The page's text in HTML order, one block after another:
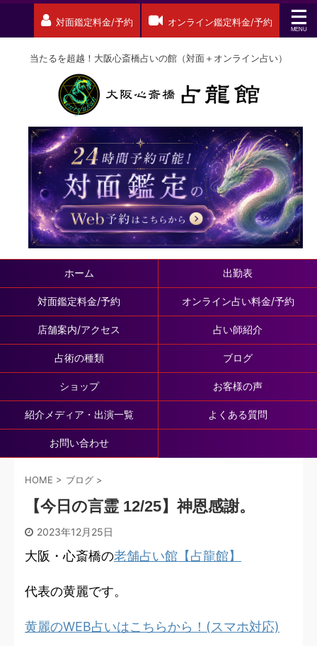
対面鑑定料金/予約 オンライン鑑定料金/予約
当たるを超越！大阪心斎橋占いの館（対面＋オンライン占い）
ホーム 出勤表
対面鑑定料金/予約 オンライン占い料金/予約
店舗案内/アクセス 占い師紹介
占術の種類 ブログ
ショップ お客様の声
紹介メディア・出演一覧 よくある質問
お問い合わせ
HOME > ブログ >
【今日の言霊 12/25】神恩感謝。
2023年12月25日
大阪・心斎橋の老舗占い館【占龍館】
代表の黄麗です。
黄麗のWEB占いはこちらから！(スマホ対応)